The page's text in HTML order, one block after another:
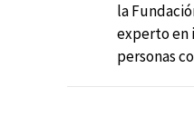
la
experto en
personas